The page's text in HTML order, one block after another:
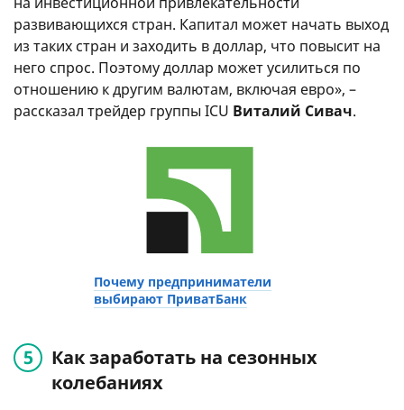
развивающихся стран. Капитал может начать выход
из таких стран и заходить в доллар, что повысит на
него спрос. Поэтому доллар может усилиться по
отношению к другим валютам, включая евро», –
рассказал трейдер группы ICU Виталий Сивач.
Почему предприниматели
выбирают ПриватБанк
Как заработать на сезонных
колебаниях